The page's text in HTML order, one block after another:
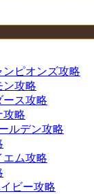
ンピオンズ攻略
ン攻略
ース攻略
攻略
ルデン攻略
エム攻略
ビー攻略